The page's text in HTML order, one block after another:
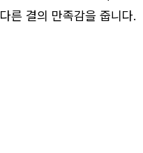
른 결의 만족감을 줍니다.